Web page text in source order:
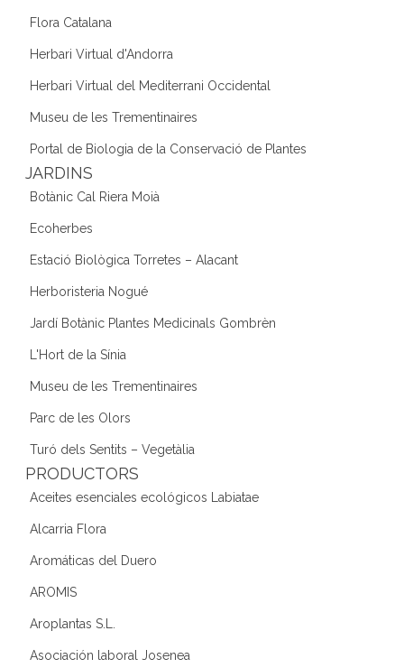
Flora Catalana
Herbari Virtual d'Andorra
Herbari Virtual del Mediterrani Occidental
Museu de les Trementinaires
Portal de Biologia de la Conservació de Plantes
JARDINS
Botànic Cal Riera Moià
Ecoherbes
Estació Biològica Torretes – Alacant
Herboristeria Nogué
Jardí Botànic Plantes Medicinals Gombrèn
L'Hort de la Sínia
Museu de les Trementinaires
Parc de les Olors
Turó dels Sentits – Vegetàlia
PRODUCTORS
Aceites esenciales ecológicos Labiatae
Alcarria Flora
Aromáticas del Duero
AROMIS
Aroplantas S.L.
Asociación laboral Josenea